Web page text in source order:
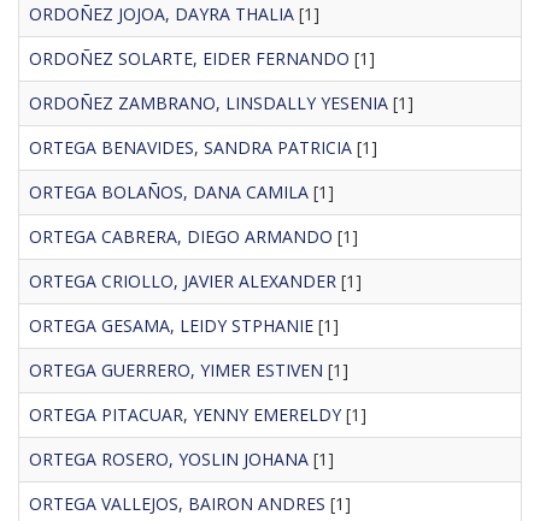
ORDOÑEZ JOJOA, DAYRA THALIA [1]
ORDOÑEZ SOLARTE, EIDER FERNANDO [1]
ORDOÑEZ ZAMBRANO, LINSDALLY YESENIA [1]
ORTEGA BENAVIDES, SANDRA PATRICIA [1]
ORTEGA BOLAÑOS, DANA CAMILA [1]
ORTEGA CABRERA, DIEGO ARMANDO [1]
ORTEGA CRIOLLO, JAVIER ALEXANDER [1]
ORTEGA GESAMA, LEIDY STPHANIE [1]
ORTEGA GUERRERO, YIMER ESTIVEN [1]
ORTEGA PITACUAR, YENNY EMERELDY [1]
ORTEGA ROSERO, YOSLIN JOHANA [1]
ORTEGA VALLEJOS, BAIRON ANDRES [1]